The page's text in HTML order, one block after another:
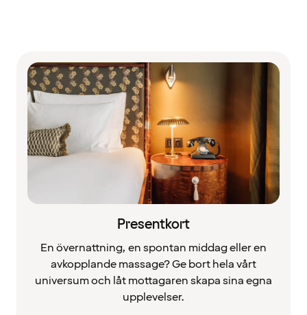
Presentkort
En övernattning, en spontan middag eller en
avkopplande massage? Ge bort hela vårt
universum och låt mottagaren skapa sina egna
upplevelser.